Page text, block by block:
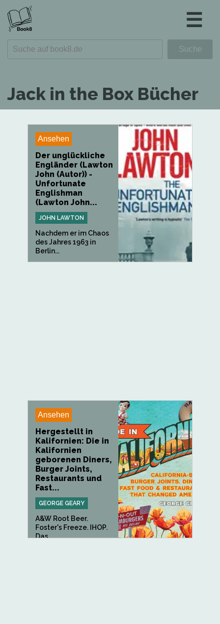
☰
Jack in the Box Bücher
Ansehen
Der unglückliche
Engländer (Lawton
John (Autor)) -
Unfortunate
Englishman
(Lawton John...
JOHN LAWTON
Nachdem er im Chaos
des Jahres 1963 in
Berlin...
Ansehen
Hergestellt in
Kalifornien: Die in
Kalifornien
geborenen Diners,
Burger Joints,
Restaurants und
Fast...
GEORGE GEARY
A&W Root Beer.
Foster's Freeze. IHOP.
Das...